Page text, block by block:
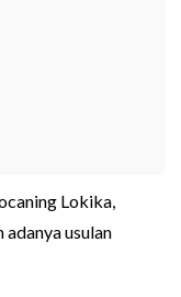
Lokika,
usulan